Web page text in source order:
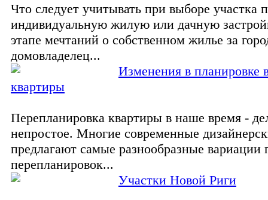
Что следует учитывать при выборе участка
индивидуальную жилую или дачную
этапе мечтаний о собственном жилье за
домовладелец...
Изменения в планировке
квартиры
Перепланировка квартиры в наше время -
непростое. Многие современные
предлагают самые разнообразные вариации
перепланировок...
Участки Новой Риги